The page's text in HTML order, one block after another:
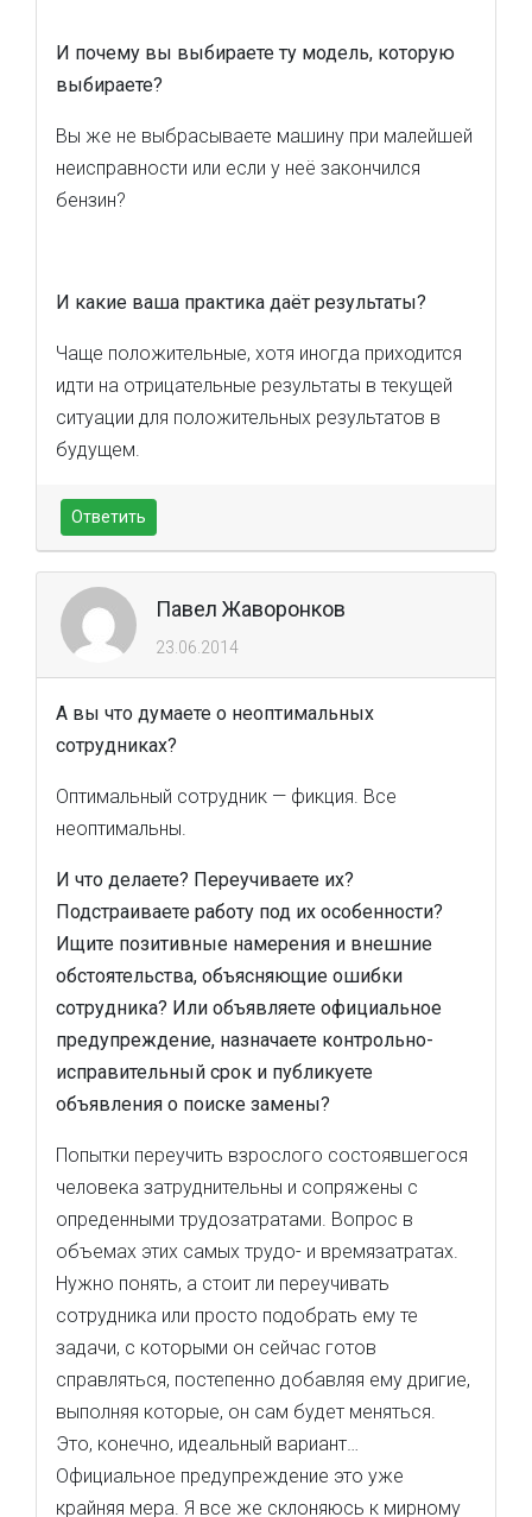
И почему вы выбираете ту модель, которую
выбираете?
Вы же не выбрасываете машину при малейшей
неисправности или если у неё закончился
бензин?
И какие ваша практика даёт результаты?
Чаще положительные, хотя иногда приходится
идти на отрицательные результаты в текущей
ситуации для положительных результатов в
будущем.
Ответить
Павел Жаворонков
23.06.2014
А вы что думаете о неоптимальных
сотрудниках?
Оптимальный сотрудник — фикция. Все
неоптимальны.
И что делаете? Переучиваете их?
Подстраиваете работу под их особенности?
Ищите позитивные намерения и внешние
обстоятельства, объясняющие ошибки
сотрудника? Или объявляете официальное
предупреждение, назначаете контрольно-
исправительный срок и публикуете
объявления о поиске замены?
Попытки переучить взрослого состоявшегося
человека затруднительны и сопряжены с
опреденными трудозатратами. Вопрос в
объемах этих самых трудо- и времязатратах.
Нужно понять, а стоит ли переучивать
сотрудника или просто подобрать ему те
задачи, с которыми он сейчас готов
справляться, постепенно добавляя ему дригие,
выполняя которые, он сам будет меняться.
Это, конечно, идеальный вариант…
Официальное предупреждение это уже
крайняя мера. Я все же склоняюсь к мирному